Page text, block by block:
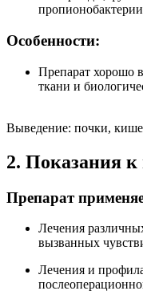
Особенности:
Препарат хорошо
ткани и
Выведение: почки,
2. Показания
Препарат
Лечения
вызванных
Лечения и